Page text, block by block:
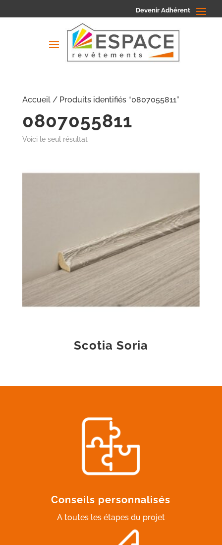
Devenir Adhérent
Accueil/ Produits identifiés “0807055811”
0807055811
Voici le seul résultat
Scotia Soria
Conseils personnalisés
A toutes les étapes du projet